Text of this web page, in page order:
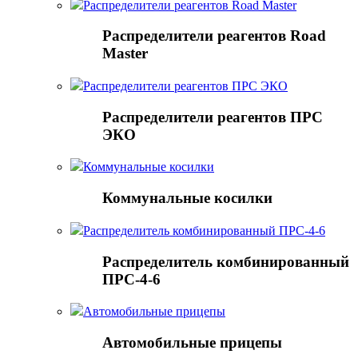
Распределители реагентов Road Master
Распределители реагентов Road
Master
Распределители реагентов ПРС ЭКО
Распределители реагентов ПРС
ЭКО
Коммунальные косилки
Коммунальные косилки
Распределитель комбинированный ПРС-4-6
Распределитель комбинированный
ПРС-4-6
Автомобильные прицепы
Автомобильные прицепы